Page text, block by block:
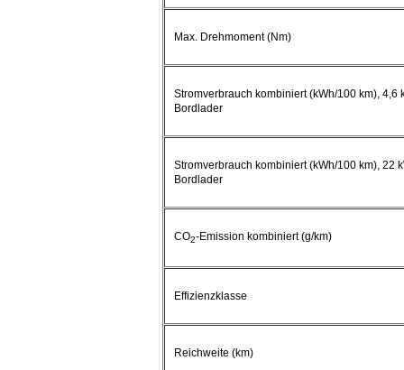
Max. Drehmoment (Nm)
Stromverbrauch kombiniert (kWh/100 km), 4,6
Bordlader
Stromverbrauch kombiniert (kWh/100 km), 22
Bordlader
CO2-Emission kombiniert (g/km)
Effizienzklasse
Reichweite (km)